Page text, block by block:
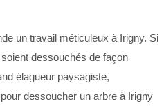
un travail méticuleux à Irigny. Si
dessouchés de façon
élagueur paysagiste,
dessoucher un arbre à Irigny